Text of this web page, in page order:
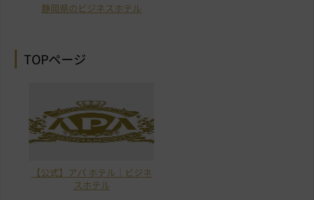
静岡県のビジネスホテル
TOPページ
【公式】アパ ホテル｜ビジネ
スホテル